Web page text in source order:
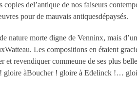
del’antique de nos faiseurs
pour de mauvais antiquesdépaysés.
nature morte digne de Venninx, mais
Les compositions en étaient
et revendiquer commeune de ses plus
gloire àBoucher ! gloire à Edelinck !…